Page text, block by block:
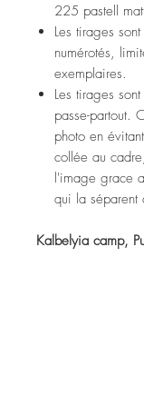
225 pastell
Les tirages
numérotés,
exemplaires.
Les tirages
passe-partout.
photo en
collée au
l'image grace
qui la séparent
Kalbelyia camp,